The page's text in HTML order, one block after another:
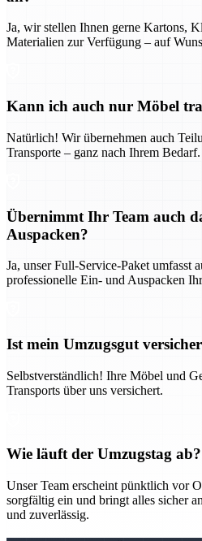
Ja, wir stellen Ihnen gerne Kartons,
Materialien zur Verfügung – auf
Kann ich auch nur Möbel
Natürlich! Wir übernehmen auch
Transporte – ganz nach Ihrem Bedarf.
Übernimmt Ihr Team auch
Auspacken?
Ja, unser Full-Service-Paket umfasst
professionelle Ein- und Auspacken
Ist mein Umzugsgut
Selbstverständlich! Ihre Möbel und
Transports über uns versichert.
Wie läuft der Umzugstag ab?
Unser Team erscheint pünktlich vor
sorgfältig ein und bringt alles sicher
und zuverlässig.